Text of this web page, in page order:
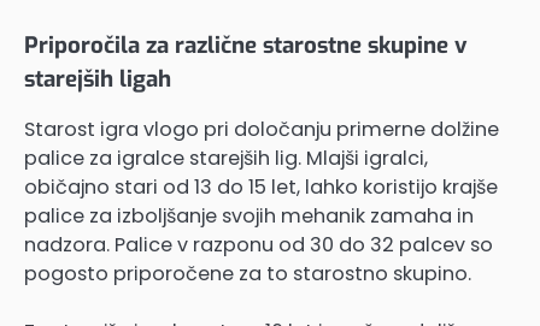
Priporočila za različne starostne skupine v
starejših ligah
Starost igra vlogo pri določanju primerne dolžine
palice za igralce starejših lig. Mlajši igralci,
običajno stari od 13 do 15 let, lahko koristijo krajše
palice za izboljšanje svojih mehanik zamaha in
nadzora. Palice v razponu od 30 do 32 palcev so
pogosto priporočene za to starostno skupino.